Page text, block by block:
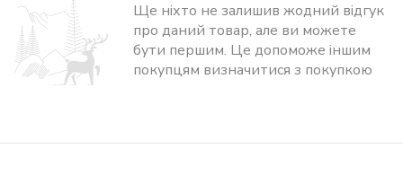
Ще ніхто не залишив жодний відгук
про даний товар, але ви можете
бути першим. Це допоможе іншим
покупцям визначитися з покупкою